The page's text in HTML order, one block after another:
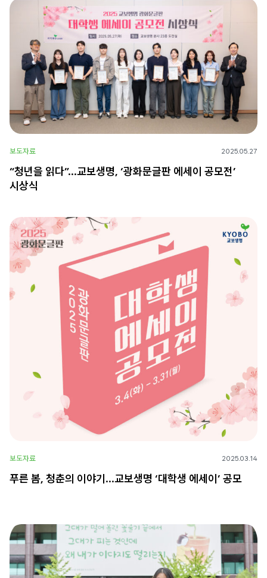
보도자료 2025.05.27
“청년을 읽다”…교보생명, ‘광화문글판 에세이 공모전’
시상식
보도자료 2025.03.14
푸른 봄, 청춘의 이야기…교보생명 ‘대학생 에세이’ 공모